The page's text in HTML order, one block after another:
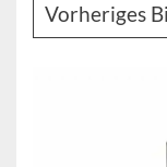
Vorheriges